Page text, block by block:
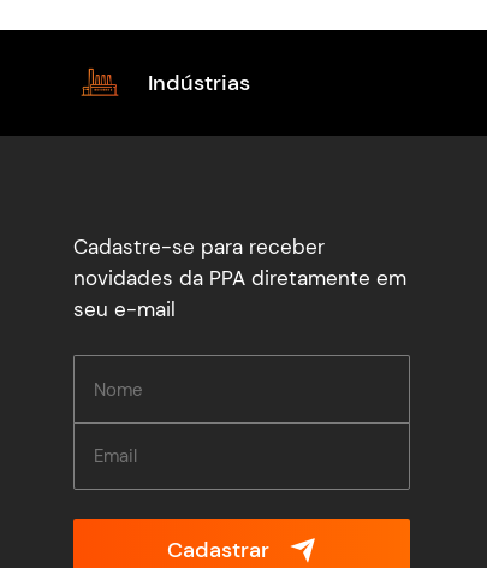
Indústrias
Cadastre-se para receber
novidades da PPA diretamente em
seu e-mail
Cadastrar